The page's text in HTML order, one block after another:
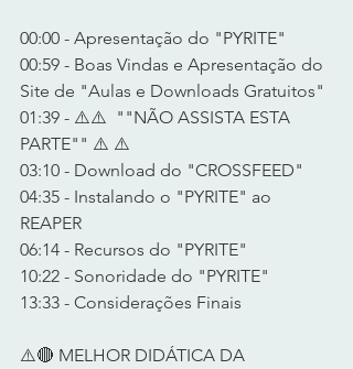
00:00 - Apresentação do "PYRITE"
00:59 - Boas Vindas e Apresentação do
Site de "Aulas e Downloads Gratuitos"
01:39 - ⚠️⚠️  ""NÃO ASSISTA ESTA
PARTE"" ⚠️ ⚠️
03:10 - Download do "CROSSFEED"
04:35 - Instalando o "PYRITE" ao
REAPER
06:14 - Recursos do "PYRITE"
10:22 - Sonoridade do "PYRITE"
13:33 - Considerações Finais
⚠️🔴 MELHOR DIDÁTICA DA